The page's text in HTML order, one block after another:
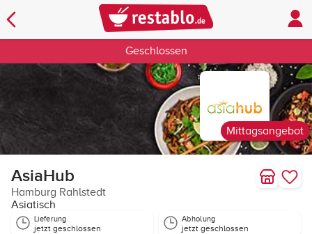
Geschlossen
Mittagsangebot
AsiaHub
Hamburg Rahlstedt
Asiatisch
Lieferung
jetzt geschlossen
Abholung
jetzt geschlossen